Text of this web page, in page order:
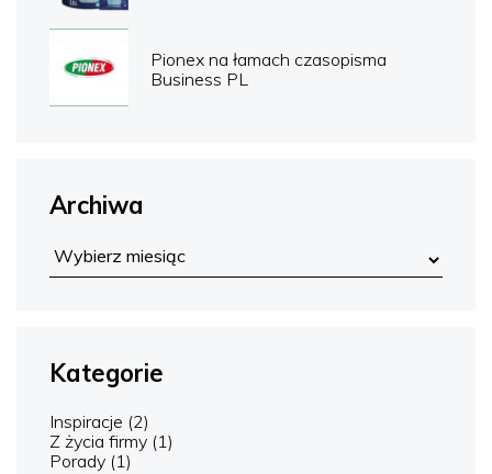
Pionex na łamach czasopisma
Business PL
Archiwa
Kategorie
Inspiracje (2)
Z życia firmy (1)
Porady (1)